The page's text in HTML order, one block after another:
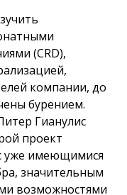
(CRD),
компании, до
бурением.
Гианулис
проект
уже имеющимися
значительным
возможностями